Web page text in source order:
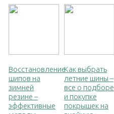
Восстановление
шипов на
зимней
резине –
эффективные
Как выбрать
летние шины –
все о подборе
и покупке
покрышек на